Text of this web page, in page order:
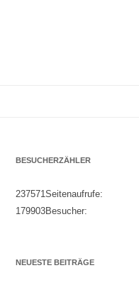
BESUCHERZÄHLER
237571Seitenaufrufe:
179903Besucher:
NEUESTE BEITRÄGE